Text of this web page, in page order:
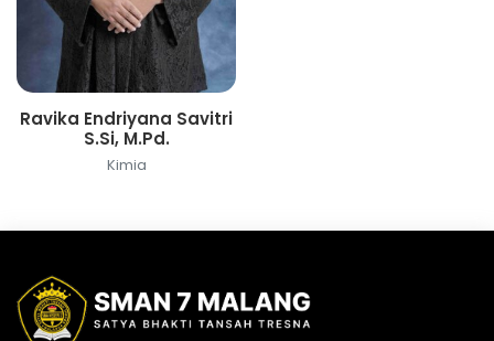
Ravika Endriyana Savitri
S.Si, M.Pd.
Kimia